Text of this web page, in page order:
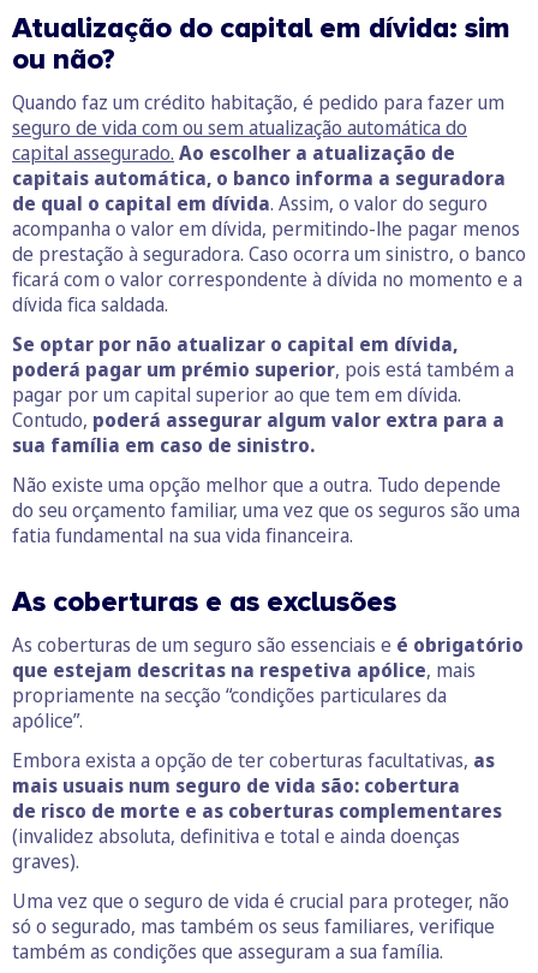
Atualização do capital em dívida: sim
ou não?
Quando faz um crédito habitação, é pedido para fazer um
seguro de vida com ou sem atualização automática do
capital assegurado. Ao escolher a atualização de
capitais automática, o banco informa a seguradora
de qual o capital em dívida. Assim, o valor do seguro
acompanha o valor em dívida, permitindo-lhe pagar menos
de prestação à seguradora. Caso ocorra um sinistro, o banco
ficará com o valor correspondente à dívida no momento e a
dívida fica saldada.
Se optar por não atualizar o capital em dívida,
poderá pagar um prémio superior, pois está também a
pagar por um capital superior ao que tem em dívida.
Contudo, poderá assegurar algum valor extra para a
sua família em caso de sinistro.
Não existe uma opção melhor que a outra. Tudo depende
do seu orçamento familiar, uma vez que os seguros são uma
fatia fundamental na sua vida financeira.
As coberturas e as exclusões
As coberturas de um seguro são essenciais e é obrigatório
que estejam descritas na respetiva apólice, mais
propriamente na secção “condições particulares da
apólice”.
Embora exista a opção de ter coberturas facultativas, as
mais usuais num seguro de vida são: cobertura
de risco de morte e as coberturas complementares
(invalidez absoluta, definitiva e total e ainda doenças
graves).
Uma vez que o seguro de vida é crucial para proteger, não
só o segurado, mas também os seus familiares, verifique
também as condições que asseguram a sua família.